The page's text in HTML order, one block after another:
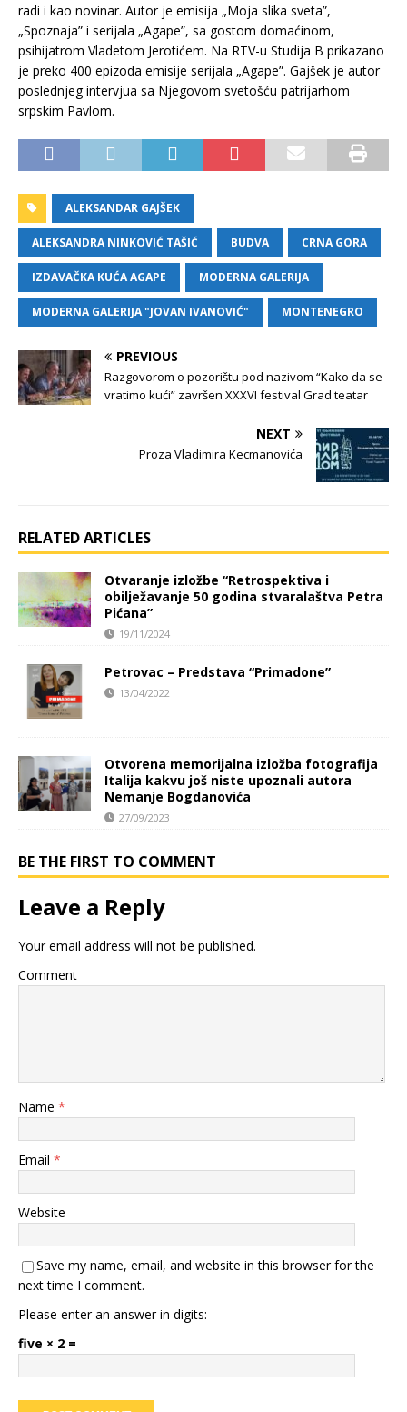
radi i kao novinar. Autor je emisija „Moja slika sveta”,
„Spoznaja” i serijala „Agape”, sa gostom domaćinom,
psihijatrom Vladetom Jerotićem. Na RTV-u Studija B prikazano
je preko 400 epizoda emisije serijala „Agape”. Gajšek je autor
poslednjeg intervjua sa Njegovom svetošću patrijarhom
srpskim Pavlom.
ALEKSANDAR GAJŠEK
ALEKSANDRA NINKOVIĆ TAŠIĆ BUDVA CRNA GORA
IZDAVAČKA KUĆA AGAPE MODERNA GALERIJA
MODERNA GALERIJA "JOVAN IVANOVIĆ" MONTENEGRO
PREVIOUS
Razgovorom o pozorištu pod nazivom “Kako da se
vratimo kući” završen XXXVI festival Grad teatar
NEXT
Proza Vladimira Kecmanovića
RELATED ARTICLES
Otvaranje izložbe “Retrospektiva i
obilježavanje 50 godina stvaralaštva Petra
Pićana”
19/11/2024
Petrovac – Predstava “Primadone”
13/04/2022
Otvorena memorijalna izložba fotografija
Italija kakvu još niste upoznali autora
Nemanje Bogdanovića
27/09/2023
BE THE FIRST TO COMMENT
Leave a Reply
Your email address will not be published.
Comment
Name *
Email *
Website
Save my name, email, and website in this browser for the
next time I comment.
Please enter an answer in digits:
five × 2 =